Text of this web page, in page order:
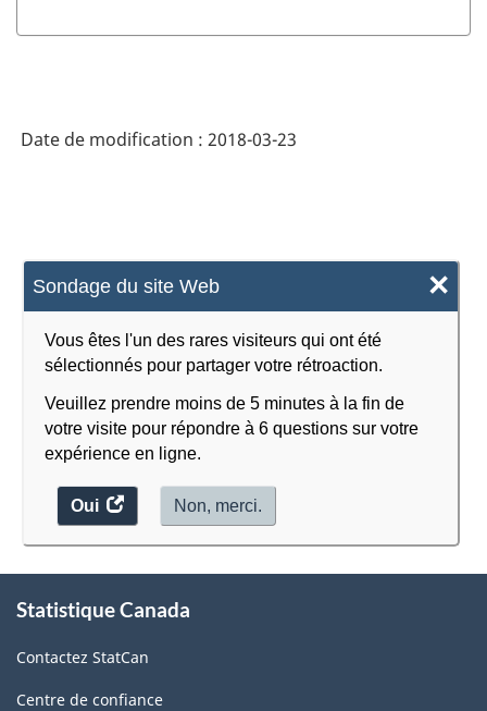
Sondage du site Web ×
Vous êtes l'un des rares visiteurs qui ont été
sélectionnés pour partager votre rétroaction.
Veuillez prendre moins de 5 minutes à la fin de
votre visite pour répondre à 6 questions sur votre
expérience en ligne.
Oui
accéder
au
Non, merci.
Date de modification : 2018-03-23
propos
ce
site
Statistique Canada
Contactez StatCan
Centre de confiance